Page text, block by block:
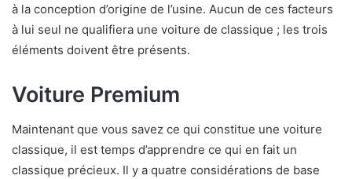
à la conception d’origine de l’usine. Aucun de ces facteurs
à lui seul ne qualifiera une voiture de classique ; les trois
éléments doivent être présents.
Voiture Premium
Maintenant que vous savez ce qui constitue une voiture
classique, il est temps d’apprendre ce qui en fait un
classique précieux. Il y a quatre considérations de base